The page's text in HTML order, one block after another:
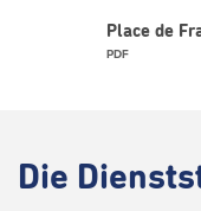
Place de
PDF
Die